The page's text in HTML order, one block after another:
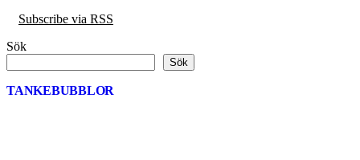
Subscribe via RSS
Sök
Sök
TANKEBUBBLOR